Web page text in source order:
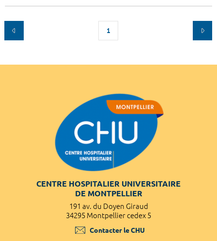
1
CENTRE HOSPITALIER UNIVERSITAIRE
DE MONTPELLIER
191 av. du Doyen Giraud
34295 Montpellier cedex 5
Contacter le CHU